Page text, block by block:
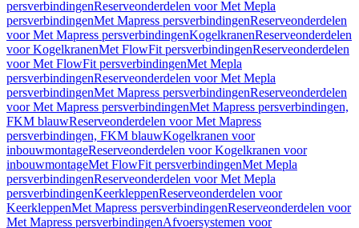
persverbindingenReserveonderdelen voor Met Mepla
persverbindingenMet Mapress persverbindingenReserveonderdelen
voor Met Mapress persverbindingenKogelkranenReserveonderdelen
voor KogelkranenMet FlowFit persverbindingenReserveonderdelen
voor Met FlowFit persverbindingenMet Mepla
persverbindingenReserveonderdelen voor Met Mepla
persverbindingenMet Mapress persverbindingenReserveonderdelen
voor Met Mapress persverbindingenMet Mapress persverbindingen,
FKM blauwReserveonderdelen voor Met Mapress
persverbindingen, FKM blauwKogelkranen voor
inbouwmontageReserveonderdelen voor Kogelkranen voor
inbouwmontageMet FlowFit persverbindingenMet Mepla
persverbindingenReserveonderdelen voor Met Mepla
persverbindingenKeerkleppenReserveonderdelen voor
KeerkleppenMet Mapress persverbindingenReserveonderdelen voor
Met Mapress persverbindingenAfvoersystemen voor